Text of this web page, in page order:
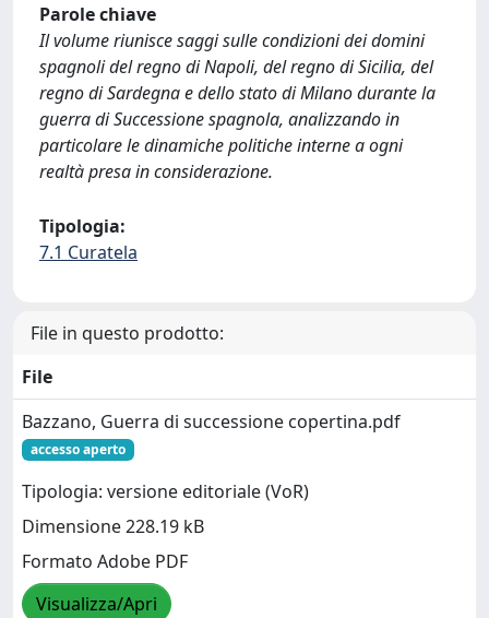
Parole chiave
Il volume riunisce saggi sulle condizioni dei domini
spagnoli del regno di Napoli, del regno di Sicilia, del
regno di Sardegna e dello stato di Milano durante la
guerra di Successione spagnola, analizzando in
particolare le dinamiche politiche interne a ogni
realtà presa in considerazione.
Tipologia:
7.1 Curatela
File in questo prodotto:
File
Bazzano, Guerra di successione copertina.pdf
accesso aperto
Tipologia: versione editoriale (VoR)
Dimensione 228.19 kB
Formato Adobe PDF
Visualizza/Apri